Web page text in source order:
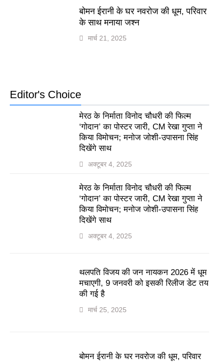
बोमन ईरानी के घर नवरोज की धूम, परिवार
के साथ मनाया जश्न
मार्च 21, 2025
Editor's Choice
मेरठ के निर्माता विनोद चौधरी की फिल्म
‘गोदान’ का पोस्टर जारी, CM रेखा गुप्ता ने
किया विमोचन; मनोज जोशी-उपासना सिंह
दिखेंगे साथ
अक्टूबर 4, 2025
मेरठ के निर्माता विनोद चौधरी की फिल्म
‘गोदान’ का पोस्टर जारी, CM रेखा गुप्ता ने
किया विमोचन; मनोज जोशी-उपासना सिंह
दिखेंगे साथ
अक्टूबर 4, 2025
थलपति विजय की जन नायकन 2026 में धूम
मचाएगी, 9 जनवरी को इसकी रिलीज डेट तय
की गई है
मार्च 25, 2025
बोमन ईरानी के घर नवरोज की धूम, परिवार